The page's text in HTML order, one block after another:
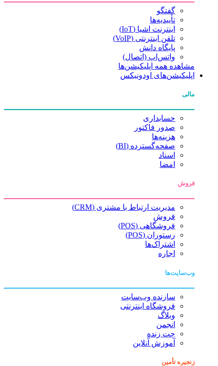
گفتگو
تأییدیه‌ها
اینترنت اشیا (IoT)
تلفن اینترنتی (VoIP)
پایگاه دانش
واتس‌اپ (اتصال)
مشاهده همه اپلیکیشن‌ها
اپلیکیشن‌های اودونیکس
مالی
حسابداری
صدور فاکتور
هزینه‌ها
صفحه‌گسترده (BI)
اسناد
امضا
فروش
مدیریت ارتباط با مشتری (CRM)
فروش
فروشگاهی (POS)
رستوران (POS)
اشتراک‌ها
اجاره
وب‌سایت‌ها
سازنده وب‌سایت
فروشگاه اینترنتی
وبلاگ
انجمن
چت زنده
آموزش آنلاین
زنجیره تأمین